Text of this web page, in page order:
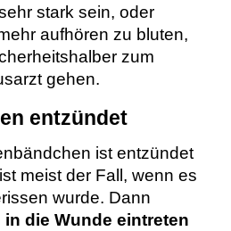
stark sein, oder
aufhören zu bluten,
zum
gehen.
entzündet
ist entzündet
meist der Fall, wenn es
wurde. Dann
in die Wunde eintreten